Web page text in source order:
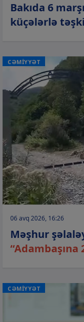
Bakıda 6
küçələrlə
CƏMİYYƏT
06 avq 2026, 16:26
Məşhur
“Adambaşına
CƏMİYYƏT